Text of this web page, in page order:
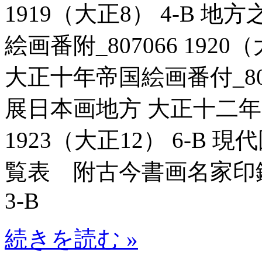
1919（大正8） 4-B 地方
絵画番附_807066 1920
大正十年帝国絵画番付
展日本画地方 大正十二
1923（大正12） 6-B 現
覧表 附古今書画名家印
3-B
続きを読む »